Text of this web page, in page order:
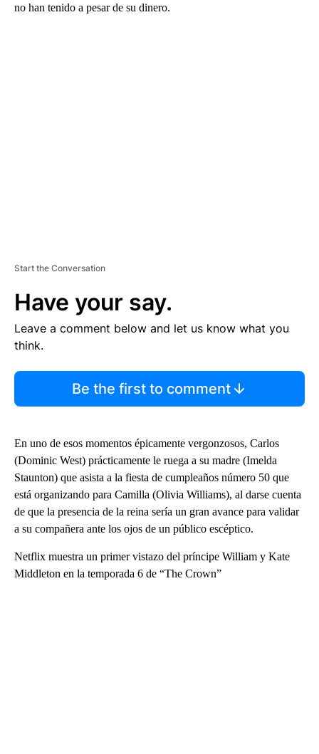
no han tenido a pesar de su dinero.
Start the Conversation
Have your say.
Leave a comment below and let us know what you
think.
Be the first to comment
En uno de esos momentos épicamente vergonzosos, Carlos
(Dominic West) prácticamente le ruega a su madre (Imelda
Staunton) que asista a la fiesta de cumpleaños número 50 que
está organizando para Camilla (Olivia Williams), al darse cuenta
de que la presencia de la reina sería un gran avance para validar
a su compañera ante los ojos de un público escéptico.
Netflix muestra un primer vistazo del príncipe William y Kate
Middleton en la temporada 6 de “The Crown”